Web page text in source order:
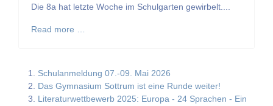
Die 8a hat letzte Woche im Schulgarten gewirbelt....
Read more …
Schulanmeldung 07.-09. Mai 2026
Das Gymnasium Sottrum ist eine Runde weiter!
Literaturwettbewerb 2025: Europa - 24 Sprachen - Ein